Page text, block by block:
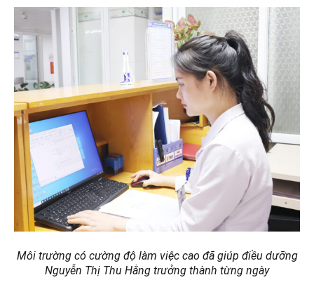
Môi trường có cường độ làm việc cao đã giúp điều dưỡng
Nguyễn Thị Thu Hằng trưởng thành từng ngày